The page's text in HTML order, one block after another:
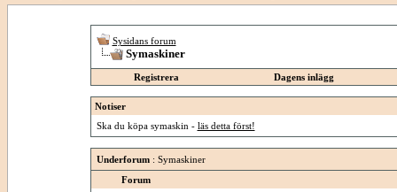
Sysidans forum
Symaskiner
Registrera Dagens inlägg
Notiser
Ska du köpa symaskin - läs detta först!
Underforum: Symaskiner
Forum